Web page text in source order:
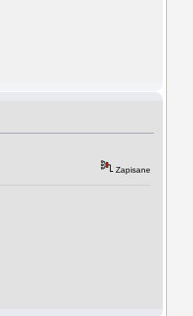
Zapisane